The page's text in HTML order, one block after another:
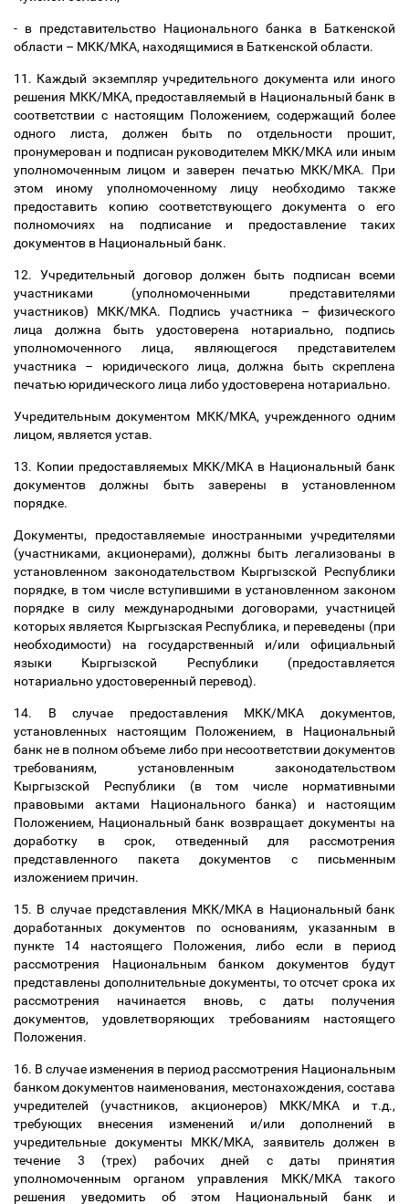
- в представительство Национального банка в Баткенской
области – МКК/МКА, находящимися в Баткенской области.
11. Каждый экземпляр учредительного документа или иного
решения МКК/МКА, предоставляемый в Национальный банк в
соответствии с настоящим Положением, содержащий более
одного листа, должен быть по отдельности прошит,
пронумерован и подписан руководителем МКК/МКА или иным
уполномоченным лицом и заверен печатью МКК/МКА. При
этом иному уполномоченному лицу необходимо также
предоставить копию соответствующего документа о его
полномочиях на подписание и предоставление таких
документов в Национальный банк.
12. Учредительный договор должен быть подписан всеми
участниками (уполномоченными представителями
участников) МКК/МКА. Подпись участника – физического
лица должна быть удостоверена нотариально, подпись
уполномоченного лица, являющегося представителем
участника – юридического лица, должна быть скреплена
печатью юридического лица либо удостоверена нотариально.
Учредительным документом МКК/МКА, учрежденного одним
лицом, является устав.
13. Копии предоставляемых МКК/МКА в Национальный банк
документов должны быть заверены в установленном
порядке.
Документы, предоставляемые иностранными учредителями
(участниками, акционерами), должны быть легализованы в
установленном законодательством Кыргызской Республики
порядке, в том числе вступившими в установленном законом
порядке в силу международными договорами, участницей
которых является Кыргызская Республика, и переведены (при
необходимости) на государственный и/или официальный
языки Кыргызской Республики (предоставляется
нотариально удостоверенный перевод).
14. В случае предоставления МКК/МКА документов,
установленных настоящим Положением, в Национальный
банк не в полном объеме либо при несоответствии документов
требованиям, установленным законодательством
Кыргызской Республики (в том числе нормативными
правовыми актами Национального банка) и настоящим
Положением, Национальный банк возвращает документы на
доработку в срок, отведенный для рассмотрения
представленного пакета документов с письменным
изложением причин.
15. В случае представления МКК/МКА в Национальный банк
доработанных документов по основаниям, указанным в
пункте 14 настоящего Положения, либо если в период
рассмотрения Национальным банком документов будут
представлены дополнительные документы, то отсчет срока их
рассмотрения начинается вновь, с даты получения
документов, удовлетворяющих требованиям настоящего
Положения.
16. В случае изменения в период рассмотрения Национальным
банком документов наименования, местонахождения, состава
учредителей (участников, акционеров) МКК/МКА и т.д.,
требующих внесения изменений и/или дополнений в
учредительные документы МКК/МКА, заявитель должен в
течение 3 (трех) рабочих дней с даты принятия
уполномоченным органом управления МКК/МКА такого
решения уведомить об этом Национальный банк и